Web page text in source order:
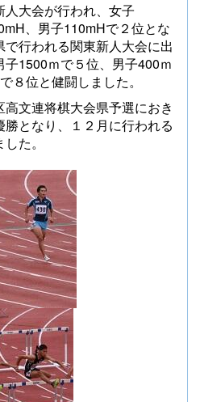
大会が行われ、女子
、男子110mHで２位とな
行われる関東新人大会に出
子1500ｍで５位、男子400ｍ
で８位と健闘しました。
文連将棋大会県予選におき
となり、１２月に行われる
た。